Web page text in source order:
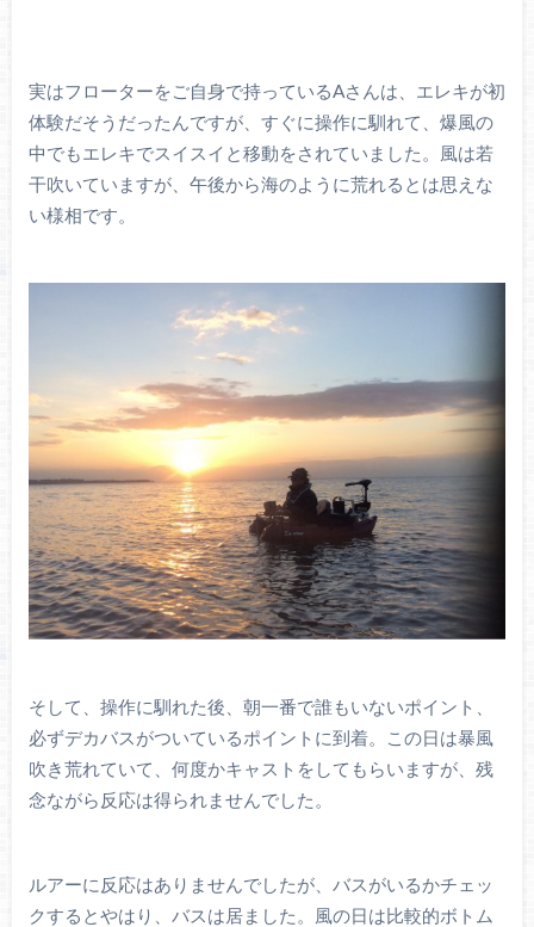
実はフローターをご自身で持っているAさんは、エレキが初
体験だそうだったんですが、すぐに操作に馴れて、爆風の
中でもエレキでスイスイと移動をされていました。風は若
干吹いていますが、午後から海のように荒れるとは思えな
い様相です。
そして、操作に馴れた後、朝一番で誰もいないポイント、
必ずデカバスがついているポイントに到着。この日は暴風
吹き荒れていて、何度かキャストをしてもらいますが、残
念ながら反応は得られませんでした。
ルアーに反応はありませんでしたが、バスがいるかチェッ
クするとやはり、バスは居ました。風の日は比較的ボトム